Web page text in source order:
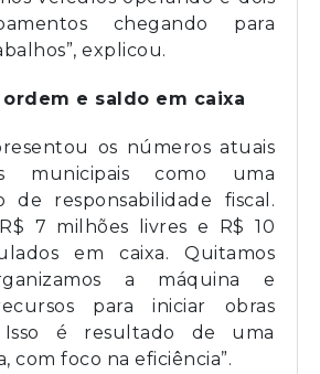
chegando para
explicou.
e saldo em caixa
os números atuais
municipais como uma
de responsabilidade fiscal.
7 milhões livres e R$ 10
em caixa. Quitamos
a máquina e
para iniciar obras
Isso é resultado de uma
com foco na eficiência”.